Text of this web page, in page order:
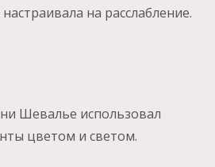
на расслабление.
Шевалье использовал
цветом и светом.